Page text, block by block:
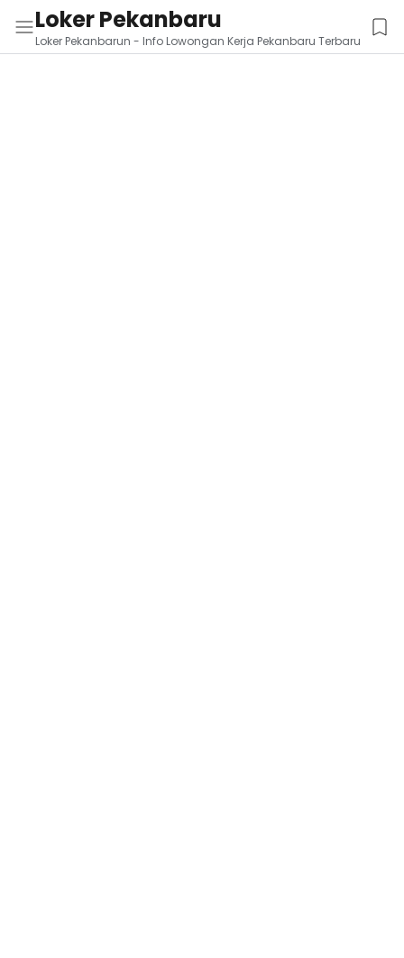
Loker Pekanbaru
Loker Pekanbarun - Info Lowongan Kerja Pekanbaru Terbaru